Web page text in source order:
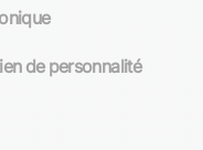
de personnalité